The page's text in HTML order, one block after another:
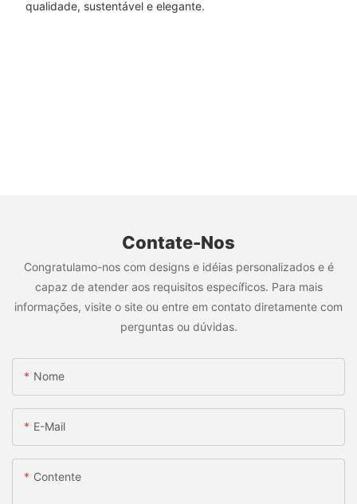
qualidade, sustentável e elegante.
Contate-Nos
Congratulamo-nos com designs e idéias personalizados e é
capaz de atender aos requisitos específicos. Para mais
informações, visite o site ou entre em contato diretamente com
perguntas ou dúvidas.
Nome
E-Mail
Contente